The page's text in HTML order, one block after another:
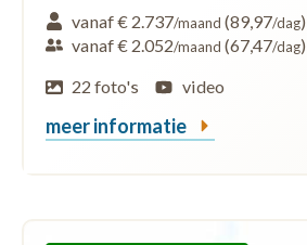
vanaf € 2.737/maand (89,97/dag)
vanaf € 2.052/maand (67,47/dag)
22 foto's
video
meer informatie